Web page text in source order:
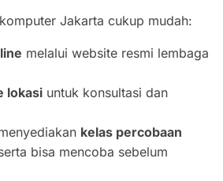
Jakarta cukup mudah:
melalui website resmi lembaga
lokasi untuk konsultasi dan
kelas percobaan
bisa mencoba sebelum